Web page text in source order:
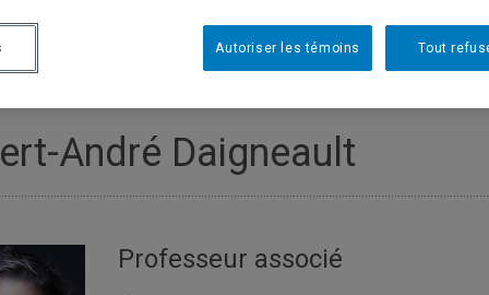
André Daigneault
Professeur associé
Tout
Autoriser les témoins